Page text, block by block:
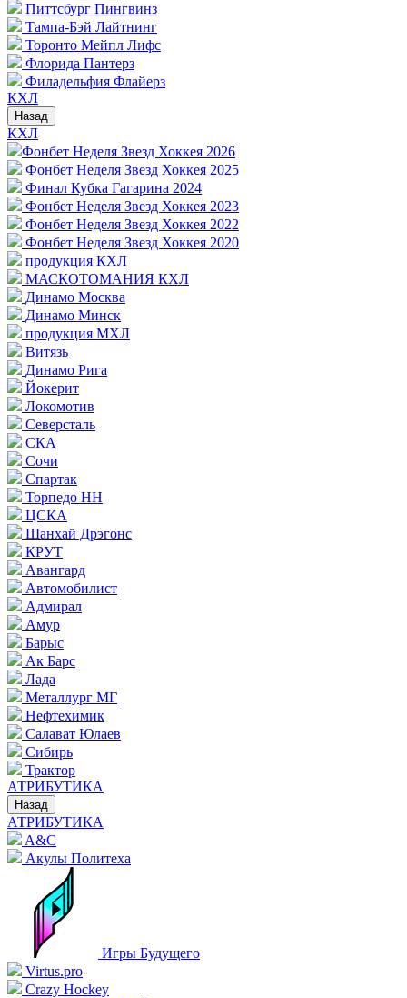
Питтсбург Пингвинз
Тампа-Бэй Лайтнинг
Торонто Мейпл Лифс
Флорида Пантерз
Филадельфия Флайерз
КХЛ
Назад
КХЛ
Фонбет Неделя Звезд Хоккея 2026
Фонбет Неделя Звезд Хоккея 2025
Финал Кубка Гагарина 2024
Фонбет Неделя Звезд Хоккея 2023
Фонбет Неделя Звезд Хоккея 2022
Фонбет Неделя Звезд Хоккея 2020
продукция КХЛ
МАСКОТОМАНИЯ КХЛ
Динамо Москва
Динамо Минск
продукция МХЛ
Витязь
Динамо Рига
Йокерит
Локомотив
Северсталь
СКА
Сочи
Спартак
Торпедо НН
ЦСКА
Шанхай Дрэгонс
КРУТ
Авангард
Автомобилист
Адмирал
Амур
Барыс
Ак Барс
Лада
Металлург МГ
Нефтехимик
Салават Юлаев
Сибирь
Трактор
АТРИБУТИКА
Назад
АТРИБУТИКА
A&C
Акулы Политеха
Игры Будущего
Virtus.pro
Crazy Hockey